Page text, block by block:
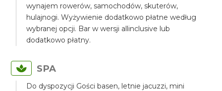
wynajem rowerów, samochodów, skuterów,
hulajnogi. Wyżywienie dodatkowo płatne według
wybranej opcji. Bar w wersji allinclusive lub
dodatkowo płatny.
SPA
Do dyspozycji Gości basen, letnie jacuzzi, mini